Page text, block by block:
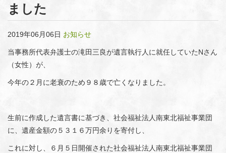
ました
2019年06月06日 お知らせ
当事務所代表弁護士の滝田三良が遺言執行人に就任していたNさん
（女性）が、
今年の２月に老衰のため９８歳で亡くなりました。
生前に作成した遺言書に基づき、社会福祉法人南東北福祉事業団
に、遺産金額の５３１６万円余りを寄付し、
これに対し、６月５日開催された社会福祉法人南東北福祉事業団